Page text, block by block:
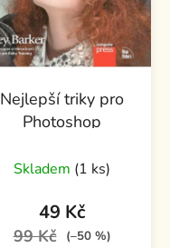
Nejlepší triky pro
Photoshop
Skladem (1 ks)
49 Kč
99 Kč (–50 %)